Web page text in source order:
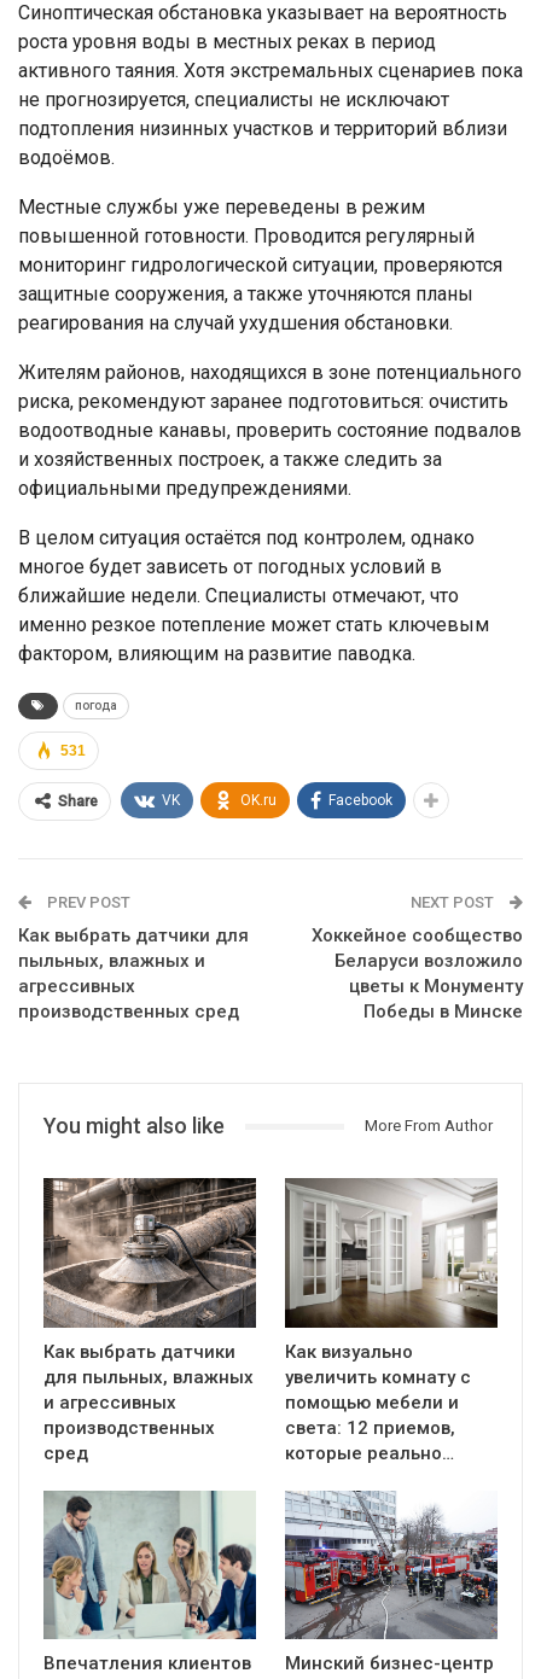
Синоптическая обстановка указывает на вероятность
роста уровня воды в местных реках в период
активного таяния. Хотя экстремальных сценариев пока
не прогнозируется, специалисты не исключают
подтопления низинных участков и территорий вблизи
водоёмов.
Местные службы уже переведены в режим
повышенной готовности. Проводится регулярный
мониторинг гидрологической ситуации, проверяются
защитные сооружения, а также уточняются планы
реагирования на случай ухудшения обстановки.
Жителям районов, находящихся в зоне потенциального
риска, рекомендуют заранее подготовиться: очистить
водоотводные канавы, проверить состояние подвалов
и хозяйственных построек, а также следить за
официальными предупреждениями.
В целом ситуация остаётся под контролем, однако
многое будет зависеть от погодных условий в
ближайшие недели. Специалисты отмечают, что
именно резкое потепление может стать ключевым
фактором, влияющим на развитие паводка.
погода
531
Share VK OK.ru Facebook
PREV POST
Как выбрать датчики для
пыльных, влажных и
агрессивных
производственных сред
NEXT POST
Хоккейное сообщество
Беларуси возложило
цветы к Монументу
Победы в Минске
You might also like More From Author
Как выбрать датчики
для пыльных, влажных
и агрессивных
производственных
сред
Как визуально
увеличить комнату с
помощью мебели и
света: 12 приемов,
которые реально…
Впечатления клиентов
Минский бизнес-центр